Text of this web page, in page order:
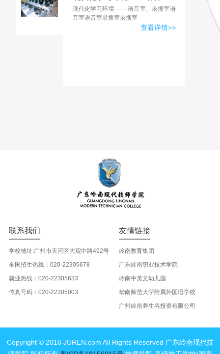
现代化学习环境 ——语音室、录播室语
音室语音室录播室录播室
查看详情>>
联系我们
学校地址:广州市天河区大观中路492号
全国招生热线：020-22305678
就业热线：020-22305633
传真号码：020-22305003
友情链接
岭南教育集团
广东岭南职业技术学院
岭南中英文幼儿园
华南师范大学附属外国语学校
广州岭南养生谷投资有限公司
Copyright © 2016 JUREN.com All Rights Reserved 广东岭南现代技